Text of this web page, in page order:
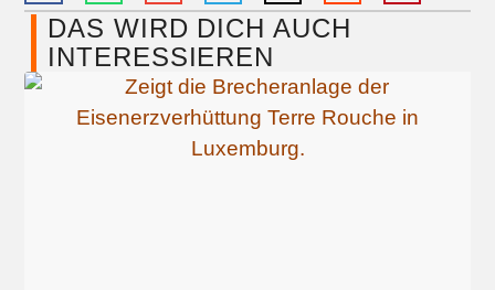
DAS WIRD DICH AUCH
INTERESSIEREN​